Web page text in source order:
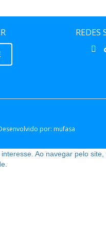
REDES
por: mufasa
Ao navegar pelo site,